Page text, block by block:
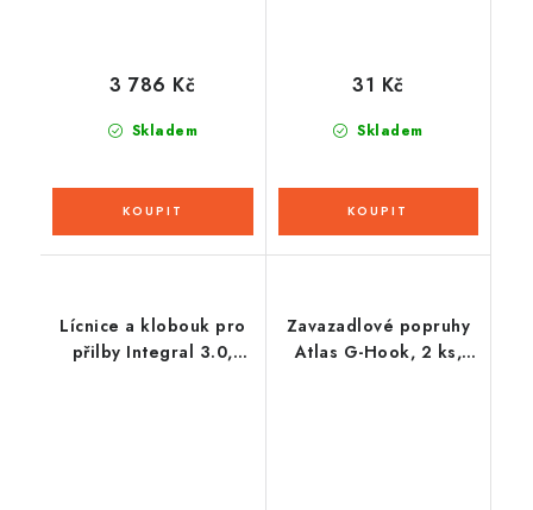
Skladem
3 786 Kč
Skladem
31 Kč
Lícnice a klobouk pro
přilby Integral 3.0,
Zavazadlové popruhy
Atlas G-Hook, 2 ks,